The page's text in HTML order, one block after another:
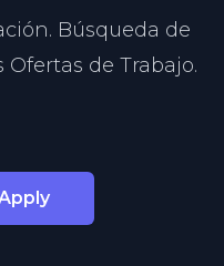
Búsqueda de
Ofertas de Trabajo.